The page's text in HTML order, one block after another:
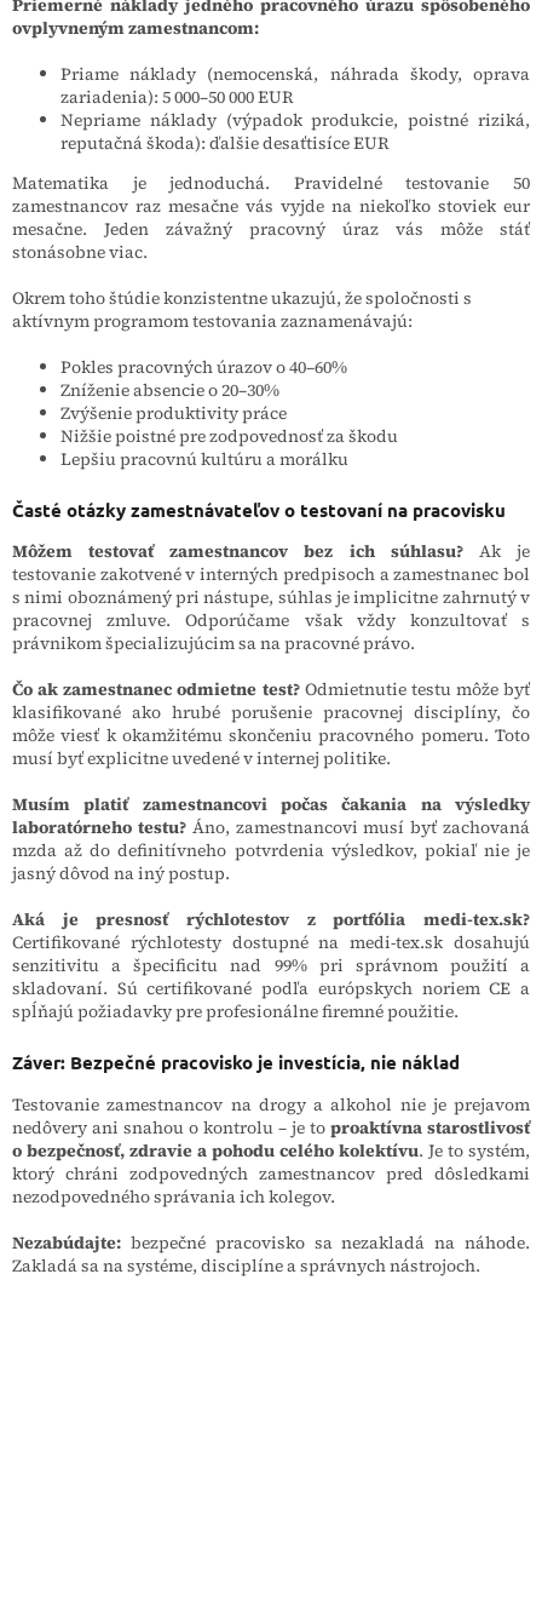
ovplyvneným zamestnancom:
Priame náklady (nemocenská, náhrada škody, oprava
zariadenia): 5 000–50 000 EUR
Nepriame náklady (výpadok produkcie, poistné riziká,
reputačná škoda): ďalšie desaťtisíce EUR
Matematika je jednoduchá. Pravidelné testovanie 50
zamestnancov raz mesačne vás vyjde na niekoľko stoviek eur
mesačne. Jeden závažný pracovný úraz vás môže stáť
stonásobne viac.
Okrem toho štúdie konzistentne ukazujú, že spoločnosti s
aktívnym programom testovania zaznamenávajú:
Pokles pracovných úrazov o 40–60%
Zníženie absencie o 20–30%
Zvýšenie produktivity práce
Nižšie poistné pre zodpovednosť za škodu
Lepšiu pracovnú kultúru a morálku
Časté otázky zamestnávateľov o testovaní na pracovisku
Môžem testovať zamestnancov bez ich súhlasu?Ak je
testovanie zakotvené v interných predpisoch a zamestnanec bol
s nimi oboznámený pri nástupe, súhlas je implicitne zahrnutý v
pracovnej zmluve. Odporúčame však vždy konzultovať s
právnikom špecializujúcim sa na pracovné právo.
Čo ak zamestnanec odmietne test?Odmietnutie testu môže byť
klasifikované ako hrubé porušenie pracovnej disciplíny, čo
môže viesť k okamžitému skončeniu pracovného pomeru. Toto
musí byť explicitne uvedené v internej politike.
Musím platiť zamestnancovi počas čakania na výsledky
laboratórneho testu?Áno, zamestnancovi musí byť zachovaná
mzda až do definitívneho potvrdenia výsledkov, pokiaľ nie je
jasný dôvod na iný postup.
Aká je presnosť rýchlotestov z portfólia medi-tex.sk?
Certifikované rýchlotesty dostupné na medi-tex.sk dosahujú
senzitivitu a špecificitu nad 99% pri správnom použití a
skladovaní. Sú certifikované podľa európskych noriem CE a
spĺňajú požiadavky pre profesionálne firemné použitie.
Záver: Bezpečné pracovisko je investícia, nie náklad
Testovanie zamestnancov na drogy a alkohol nie je prejavom
nedôvery ani snahou o kontrolu – je to proaktívna starostlivosť
o bezpečnosť, zdravie a pohodu celého kolektívu. Je to systém,
ktorý chráni zodpovedných zamestnancov pred dôsledkami
nezodpovedného správania ich kolegov.
Nezabúdajte: bezpečné pracovisko sa nezakladá na náhode.
Zakladá sa na systéme, disciplíne a správnych nástrojoch.